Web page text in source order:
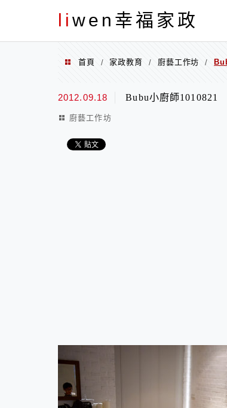
li wen幸福家政
menu
首頁 / 家政教育 / 廚藝工作坊 /
2012.09.18 Bubu小廚師1010821
廚藝工作坊